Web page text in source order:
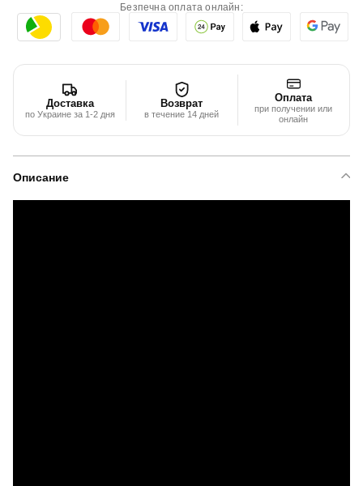
Безпечна оплата онлайн:
Доставка
по Украине за 1-2 дня
Возврат
в течение 14 дней
Оплата
при получении или
онлайн
Описание